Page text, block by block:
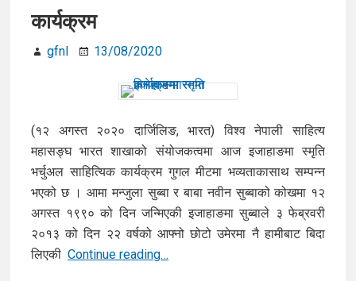
कार्यक्रम
gfnl 13/08/2020
(१२ अगस्त २०२० दार्जिलिङ, भारत) विश्व नेपाली साहित्य
महासङ्घ भारत शाखाको संयोजकत्वमा आज इजाहाङमा स्मृति
भर्चुअल साहित्यिक कार्यक्रम गुगल मीटमा भव्यताकासाथ सम्पन्न
भएको छ । आमा मन्जुला सुब्बा र बाबा नवीन सुब्बाको कोखमा १२
अगस्त १९९० को दिन जन्मिएकी इजाहाङमा सुब्बाले ३ फेब्रवरी
२०१३ को दिन २२ वर्षको आफ्नो छोटो उमेरमा नै हामीबाट बिदा
लिएकी Continue reading…